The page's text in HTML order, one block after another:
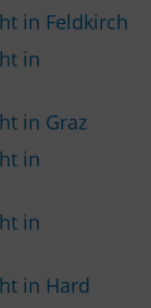
in Feldkirch
in
in Graz
in
in
in Hard